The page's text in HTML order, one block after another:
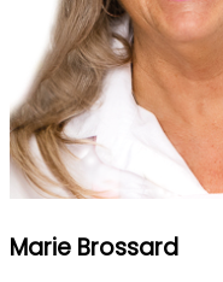
Marie Brossard